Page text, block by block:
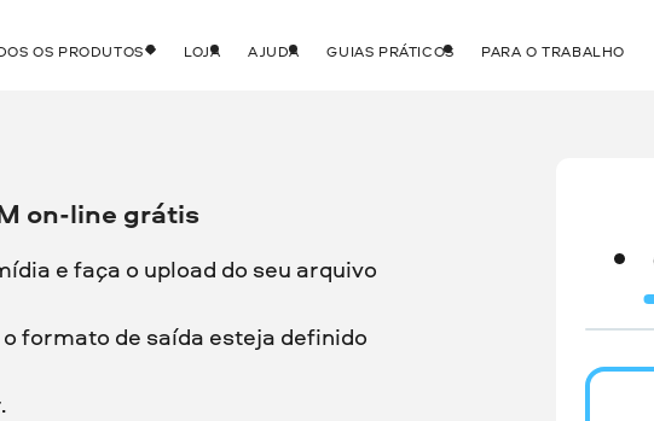
OS PRODUTOS LOJA AJUDA GUIAS PRÁTICOS PARA O TRABALHO
on-line grátis
e faça o upload do seu arquivo
formato de saída esteja definido